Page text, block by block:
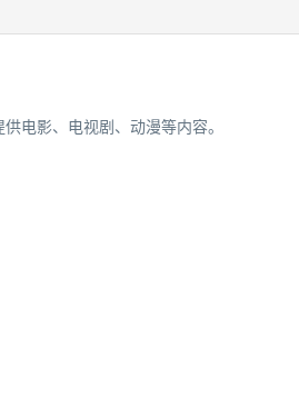
电影、电视剧、动漫等内容。